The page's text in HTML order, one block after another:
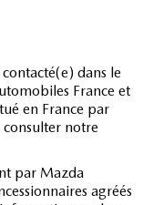
dans le
France et
en France par
notre
par Mazda
agréés